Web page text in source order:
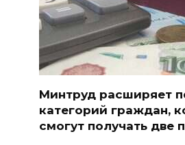
Минтруд расширяет
категорий граждан,
смогут получать две